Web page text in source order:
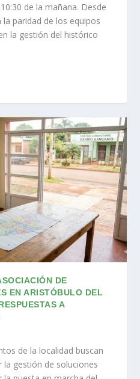
de la mañana. Desde
paridad de los equipos
la gestión del histórico
DE
EN ARISTÓBULO DEL
A
de la localidad buscan
la gestión de soluciones